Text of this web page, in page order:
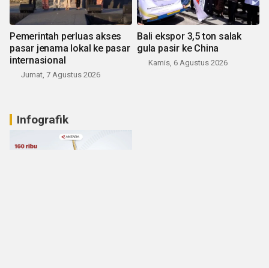
Pemerintah perluas akses
pasar jenama lokal ke pasar
internasional
Jumat, 7 Agustus 2026
Bali ekspor 3,5 ton salak
gula pasir ke China
Kamis, 6 Agustus 2026
Infografik